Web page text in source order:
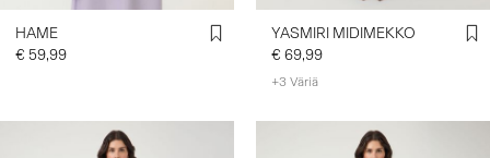
HAME
€ 59,99
YASMIRI MIDIMEKKO
€ 69,99
+3 Väriä